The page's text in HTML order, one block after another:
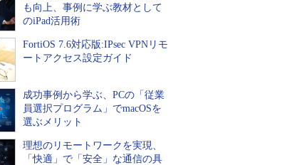
も向上、事例に学ぶ教材として
のiPad活用術
FortiOS 7.6対応版:IPsec VPNリモ
ートアクセス設定ガイド
成功事例から学ぶ、PCの「従業
員選択プログラム」でmacOSを
選ぶメリット
理想のリモートワークを実現、
「快適」で「安全」な通信の具